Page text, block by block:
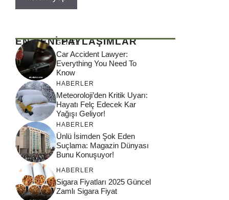
EN YENİ PAYLAŞIMLAR
GENEL
Car Accident Lawyer:
Everything You Need To
Know
HABERLER
Meteoroloji’den Kritik Uyarı:
Hayatı Felç Edecek Kar
Yağışı Geliyor!
HABERLER
Ünlü İsimden Şok Eden
Suçlama: Magazin Dünyası
Bunu Konuşuyor!
HABERLER
Sigara Fiyatları 2025 Güncel
Zamlı Sigara Fiyat